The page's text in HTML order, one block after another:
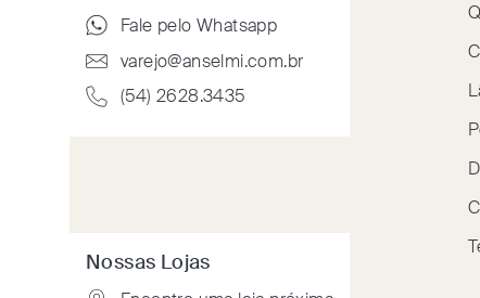
Fale pelo Whatsapp
varejo@anselmi.com.br
(54) 2628.3435
Nossas Lojas